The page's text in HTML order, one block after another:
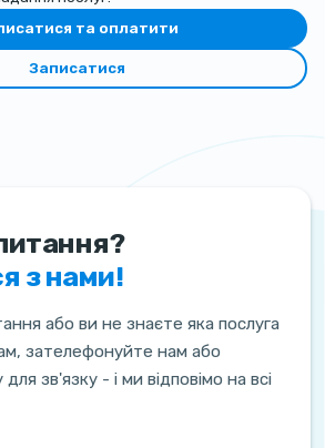
Записатися
та оплатити
з нами!
або ви не знаєте яка послуга
зателефонуйте нам або
зв'язку - і ми відповімо на всі